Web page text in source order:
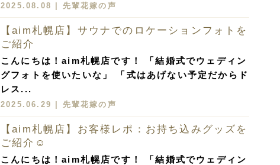
2025.08.08 |
先輩花嫁の声
【aim札幌店】サウナでのロケーションフォトを
ご紹介
こんにちは！aim札幌店です！ 「結婚式でウェディン
グフォトを使いたいな」 「式はあげない予定だからド
レス...
2025.06.29 | 先輩花嫁の声
【aim札幌店】お客様レポ：お持ち込みグッズを
ご紹介☺︎
こんにちは！aim札幌店です！ 「結婚式でウェディン